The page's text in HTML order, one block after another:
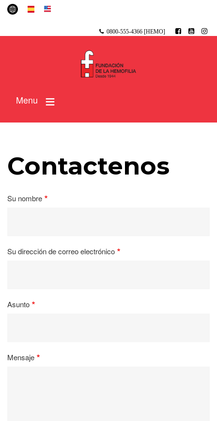
Pasar
ES EN
0800-555-4366 [HEMO]
Menu
Contactenos
Su nombre
Su dirección de correo electrónico
Asunto
Mensaje